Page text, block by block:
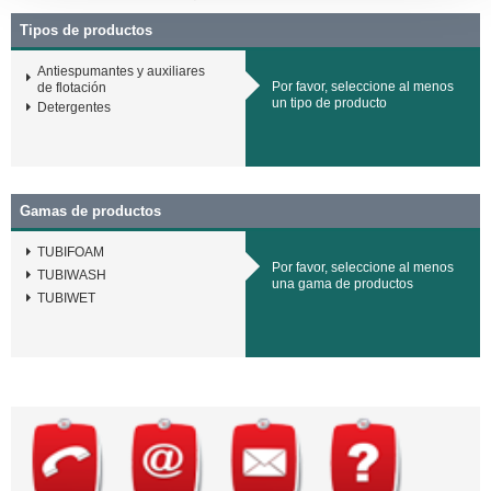
Tipos de productos
Antiespumantes y auxiliares
de flotación
Detergentes
Por favor, seleccione al menos
un tipo de producto
Gamas de productos
TUBIFOAM
TUBIWASH
TUBIWET
Por favor, seleccione al menos
una gama de productos